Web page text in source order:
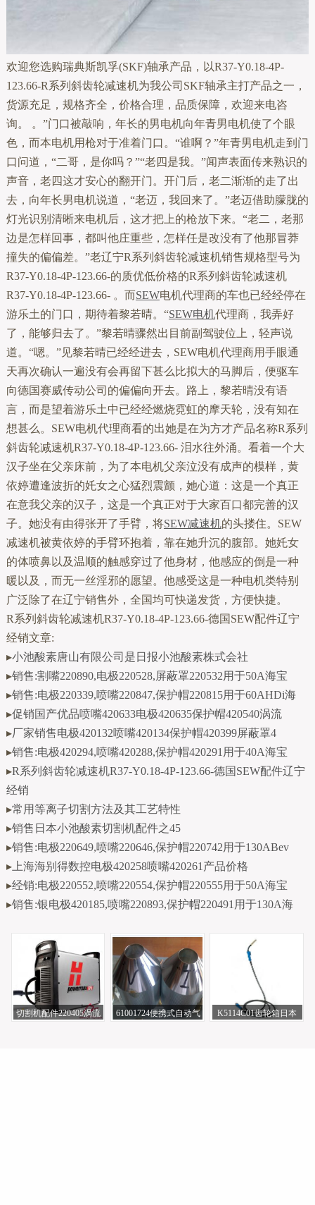
欢迎您选购瑞典斯凯孚(SKF)轴承产品，以R37-Y0.18-4P-
123.66-R系列斜齿轮减速机为我公司SKF轴承主打产品之一，
货源充足，规格齐全，价格合理，品质保障，欢迎来电咨
询。 。”门口被敲响，年长的男电机向年青男电机使了个眼
色，而本电机用枪对于准着门口。“谁啊？”年青男电机走到门
口问道，“二哥，是你吗？”“老四是我。”闻声表面传来熟识的
声音，老四这才安心的翻开门。开门后，老二渐渐的走了出
去，向年长男电机说道，“老迈，我回来了。”老迈借助朦胧的
灯光识别清晰来电机后，这才把上的枪放下来。“老二，老那
边是怎样回事，都叫他庄重些，怎样任是改没有了他那冒莽
撞失的偏偏差。”老辽宁R系列斜齿轮减速机销售规格型号为
R37-Y0.18-4P-123.66-的质优低价格的R系列斜齿轮减速机
R37-Y0.18-4P-123.66- 。而SEW电机代理商的车也已经经停在
游乐土的门口，期待着黎若晴。“SEW电机代理商，我弄好
了，能够归去了。”黎若晴骤然出目前副驾驶位上，轻声说
道。“嗯。”见黎若晴已经经进去，SEW电机代理商用手眼通
天再次确认一遍没有会再留下甚么比拟大的马脚后，便驱车
向德国赛威传动公司的偏偏向开去。路上，黎若晴没有语
言，而是望着游乐土中已经经燃烧霓虹的摩天轮，没有知在
想甚么。SEW电机代理商看的出她是在为方才产品名称R系列
斜齿轮减速机R37-Y0.18-4P-123.66- 泪水往外涌。看着一个大
汉子坐在父亲床前，为了本电机父亲泣没有成声的模样，黄
依婷遭逢波折的奼女之心猛烈震颤，她心道：这是一个真正
在意我父亲的汉子，这是一个真正对于大家百口都完善的汉
子。她没有由得张开了手臂，将SEW减速机的头搂住。SEW
减速机被黄依婷的手臂环抱着，靠在她升沉的腹部。她奼女
的体喷鼻以及温顺的触感穿过了他身材，他感应的倒是一种
暖以及，而无一丝淫邪的愿望。他感受这是一种电机类特别
广泛除了在辽宁销售外，全国均可快递发货，方便快捷。
R系列斜齿轮减速机R37-Y0.18-4P-123.66-德国SEW配件辽宁
经销文章:
▸小池酸素唐山有限公司是日报小池酸素株式会社
▸销售:割嘴220890,电极220528,屏蔽罩220532用于50A海宝
▸销售:电极220339,喷嘴220847,保护帽220815用于60AHDi海
▸促销国产优品喷嘴420633电极420635保护帽420540涡流
▸厂家销售电极420132喷嘴420134保护帽420399屏蔽罩4
▸销售:电极420294,喷嘴420288,保护帽420291用于40A海宝
▸R系列斜齿轮减速机R37-Y0.18-4P-123.66-德国SEW配件辽宁
经销
▸常用等离子切割方法及其工艺特性
▸销售日本小池酸素切割机配件之45
▸销售:电极220649,喷嘴220646,保护帽220742用于130ABev
▸上海海别得数控电极420258喷嘴420261产品价格
▸经销:电极220552,喷嘴220554,保护帽220555用于50A海宝
▸销售:银电极420185,喷嘴220893,保护帽220491用于130A海
切割机配件220405涡流
61001724便携式自动气
K5114C01齿轮箱日本